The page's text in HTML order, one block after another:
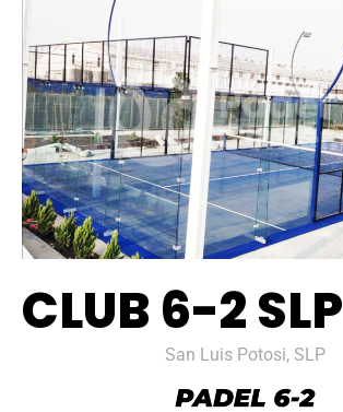
CLUB 6-2 SLP
San Luis Potosi, SLP